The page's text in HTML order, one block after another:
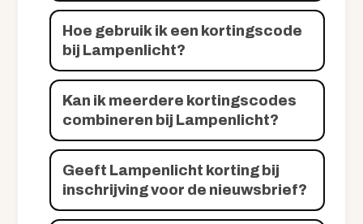
Hoe gebruik ik een kortingscode
bij Lampenlicht?
Kan ik meerdere kortingscodes
combineren bij Lampenlicht?
Geeft Lampenlicht korting bij
inschrijving voor de nieuwsbrief?